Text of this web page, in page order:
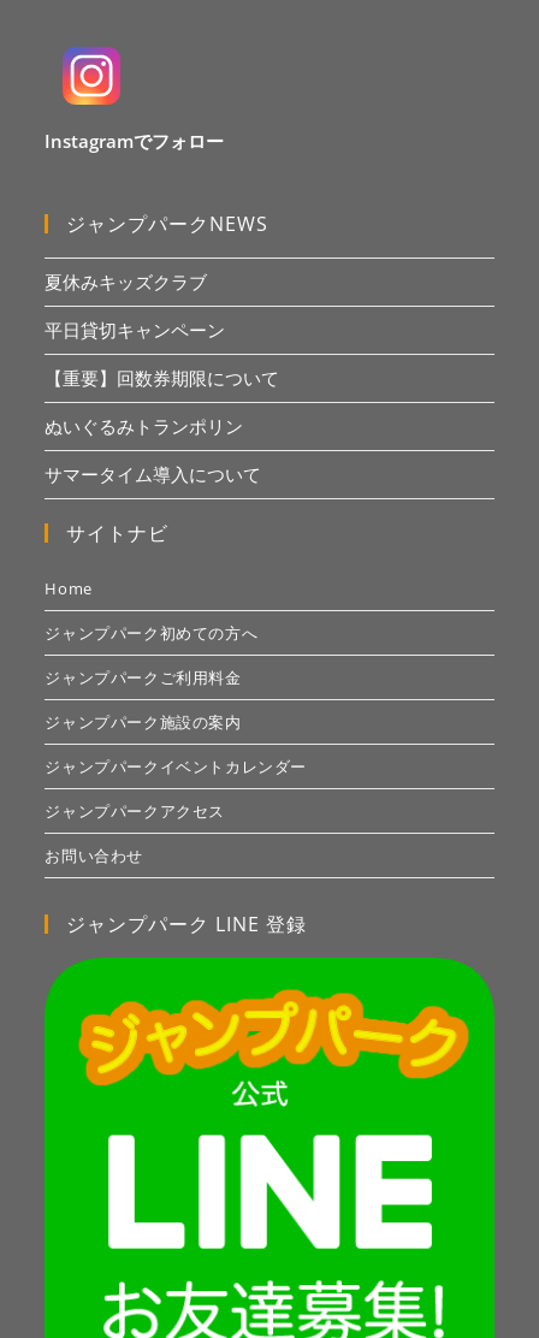
Instagramでフォロー
ジャンプパークNEWS
夏休みキッズクラブ
平日貸切キャンペーン
【重要】回数券期限について
ぬいぐるみトランポリン
サマータイム導入について
サイトナビ
Home
ジャンプパーク初めての方へ
ジャンプパークご利用料金
ジャンプパーク施設の案内
ジャンプパークイベントカレンダー
ジャンプパークアクセス
お問い合わせ
ジャンプパーク LINE 登録